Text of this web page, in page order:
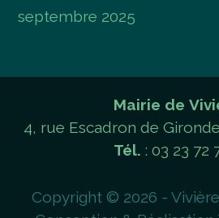
septembre 2025
Mairie de
4, rue Escadron de
Tél. : 03 23 72
Copyright © 2026 -